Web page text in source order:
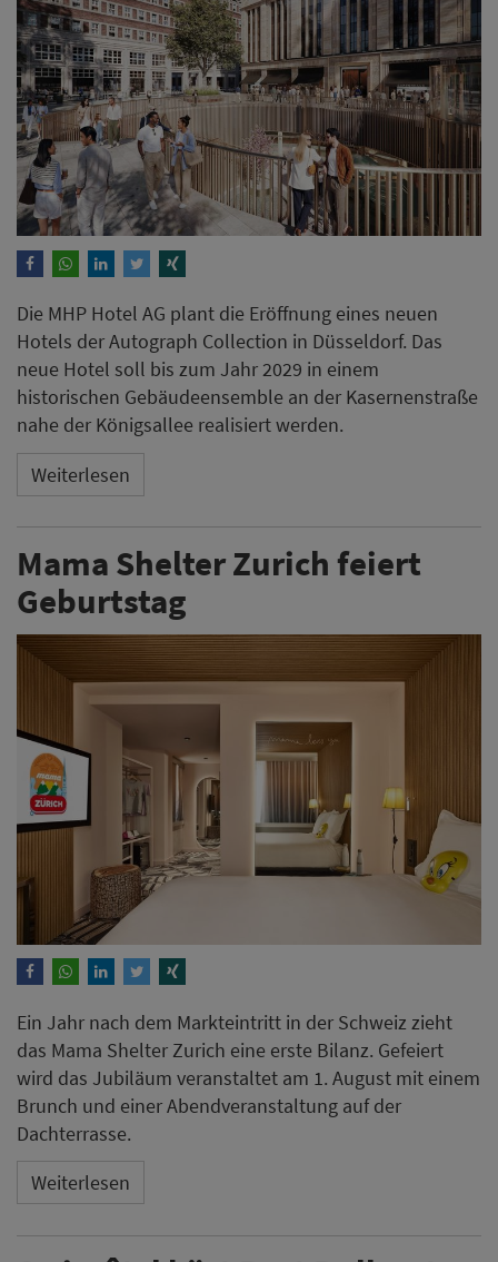
Die MHP Hotel AG plant die Eröffnung eines neuen
Hotels der Autograph Collection in Düsseldorf. Das
neue Hotel soll bis zum Jahr 2029 in einem
historischen Gebäudeensemble an der Kasernenstraße
nahe der Königsallee realisiert werden.
Weiterlesen
Mama Shelter Zurich feiert
Geburtstag
Ein Jahr nach dem Markteintritt in der Schweiz zieht
das Mama Shelter Zurich eine erste Bilanz. Gefeiert
wird das Jubiläum veranstaltet am 1. August mit einem
Brunch und einer Abendveranstaltung auf der
Dachterrasse.
Weiterlesen